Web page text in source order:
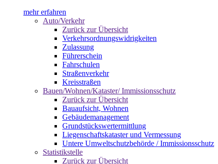
mehr erfahren
Auto/Verkehr
Zurück zur Übersicht
Verkehrsordnungswidrigkeiten
Zulassung
Führerschein
Fahrschulen
Straßenverkehr
Kreisstraßen
Bauen/Wohnen/Kataster/ Immissionsschutz
Zurück zur Übersicht
Bauaufsicht, Wohnen
Gebäudemanagement
Grundstückswertermittlung
Liegenschaftskataster und Vermessung
Untere Umweltschutzbehörde / Immissionsschutz
Statistikstelle
Zurück zur Übersicht